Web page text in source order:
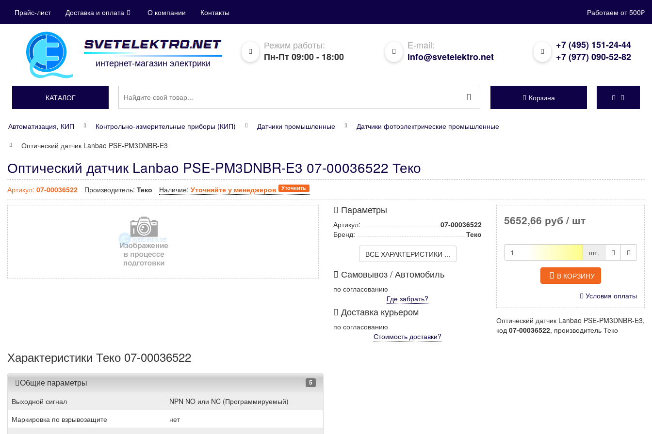
Прайс-лист Доставка и оплата О компании Контакты Работаем от 500₽
интернет-магазин электрики
Режим работы:
Пн-Пт 09:00 - 18:00
E-mail:
info@svetelektro.net
+7 (495) 151-24-44
+7 (977) 090-52-82
КАТАЛОГ Корзина
Автоматизация, КИП Контрольно-измерительные приборы (КИП) Датчики промышленные
Датчики фотоэлектрические промышленные
Оптический датчик Lanbao PSE-PM3DNBR-E3
Оптический датчик Lanbao PSE-PM3DNBR-E3 07-00036522 Теко
Артикул: 07-00036522 Производитель: Теко Наличие: Уточняйте у менеджеров Уточнить
Параметры
Артикул:
07-00036522
Бренд:
Теко
ВСЕ ХАРАКТЕРИСТИКИ ...
Самовывоз / Автомобиль
по согласованию
Где забрать?
Доставка курьером
по согласованию
Стоимость доставки?
5652,66 руб / шт
шт.
В КОРЗИНУ
Условия оплаты
Оптический датчик Lanbao PSE-PM3DNBR-E3,
код 07-00036522, производитель Теко
Характеристики Теко 07-00036522
Общие параметры 5
Выходной сигнал
NPN NO или NC (Программируемый)
Маркировка по взрывозащите
нет